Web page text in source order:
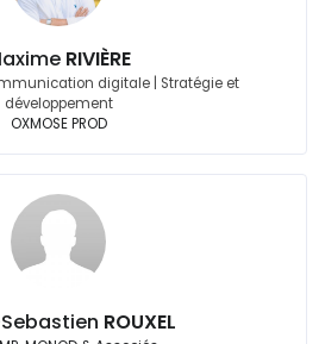
RIVIÈRE
digitale | Stratégie et
développement
OXMOSE PROD
ROUXEL